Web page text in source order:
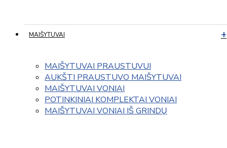
MAIŠYTUVAI
MAIŠYTUVAI PRAUSTUVUI
AUKŠTI PRAUSTUVO MAIŠYTUVAI
MAIŠYTUVAI VONIAI
POTINKINIAI KOMPLEKTAI VONIAI
MAIŠYTUVAI VONIAI IŠ GRINDŲ